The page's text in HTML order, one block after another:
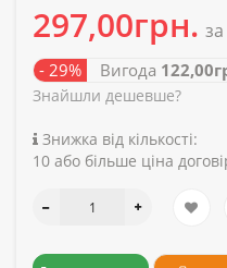
297,00грн.
- 29% Вигода
Знайшли дешевше?
Знижка від кількості:
10 або більше ціна